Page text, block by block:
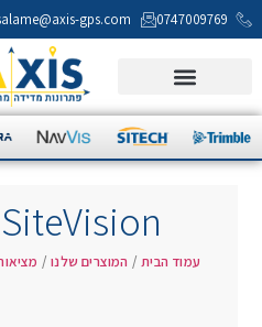
0747009769
gps.com
עמוד הבית/ המוצרים שלנו/